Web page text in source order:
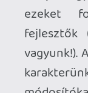
Ahhoz,
Necroman